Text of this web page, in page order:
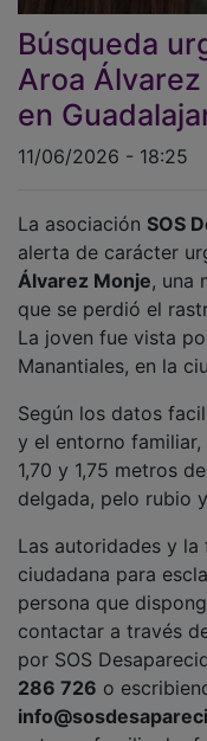
Búsqueda
Aroa Álvarez
en
11/06/2026 - 18:25
alerta de carácter
Álvarez Monje, una
que se perdió el
La joven fue vista
Manantiales, en la
y el entorno
1,70 y 1,75 metros
delgada, pelo rubio
ciudadana para
persona que
contactar a través
por SOS
286 726 o
entorno familiar ha